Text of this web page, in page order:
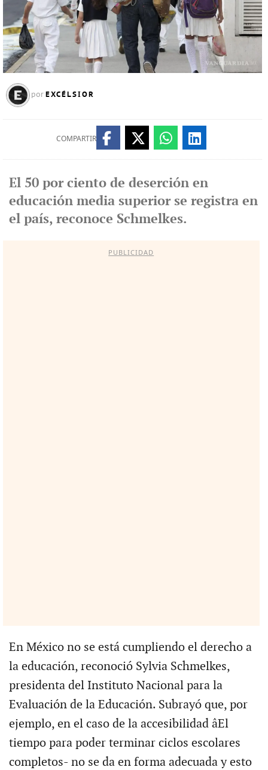
por EXCÉLSIOR
COMPARTIR
El 50 por ciento de deserción en
educación media superior se registra en
el país, reconoce Schmelkes.
PUBLICIDAD
En México no se está cumpliendo el derecho a
la educación, reconoció Sylvia Schmelkes,
presidenta del Instituto Nacional para la
Evaluación de la Educación. Subrayó que, por
ejemplo, en el caso de la accesibilidad âEl
tiempo para poder terminar ciclos escolares
completos- no se da en forma adecuada y esto